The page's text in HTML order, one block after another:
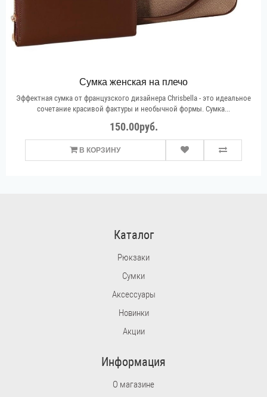
Сумка женская на плечо
Эффектная сумка от французского дизайнера Chrisbella - это идеальное
сочетание красивой фактуры и необычной формы. Сумка...
150.00руб.
В КОРЗИНУ
Каталог
Рюкзаки
Сумки
Аксессуары
Новинки
Акции
Информация
О магазине